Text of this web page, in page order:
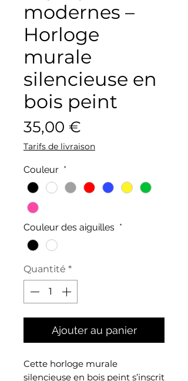
modernes –
Horloge
murale
silencieuse en
bois peint
35,00 €
Tarifs de livraison
Couleur *
Couleur des aiguilles *
Quantité *
Ajouter au panier
Cette horloge murale
silencieuse en bois peint s’inscrit